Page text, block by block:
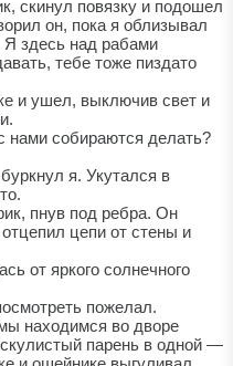
скинул повязку и подошел
он, пока я облизывал
здесь над рабами
тебе тоже пиздато
и ушел, выключив свет и
собираются делать?
я. Укутался в
пнув под ребра. Он
цепи от стены и
от яркого солнечного
пожелал.
находимся во дворе
парень в одной —